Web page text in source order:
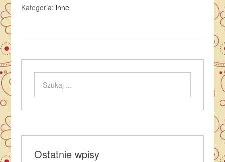
Kategoria:inne
Ostatnie wpisy